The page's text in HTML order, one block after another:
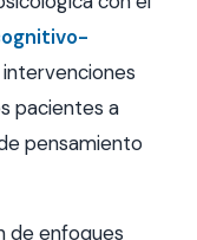
intervenciones
pacientes a
pensamiento
de enfoques